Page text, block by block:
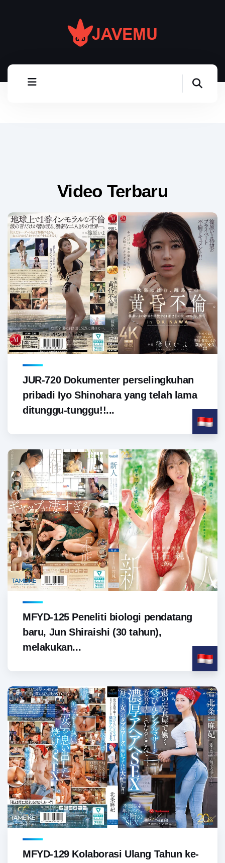
Video Terbaru
JUR-720 Dokumenter perselingkuhan
pribadi Iyo Shinohara yang telah lama
ditunggu-tunggu!!...
MFYD-125 Peneliti biologi pendatang
baru, Jun Shiraishi (30 tahun),
melakukan...
MFYD-129 Kolaborasi Ulang Tahun ke-